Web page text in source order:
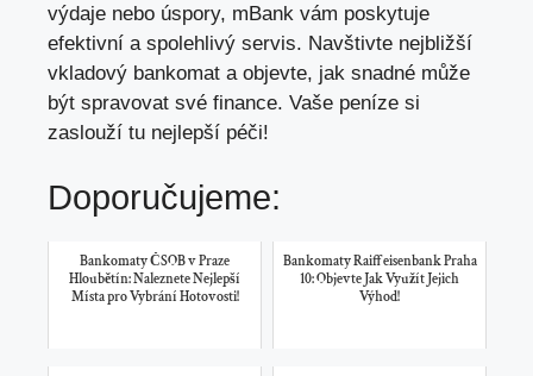
výdaje nebo úspory, mBank vám poskytuje
efektivní a​ spolehlivý servis. Navštivte‌ nejbližší
vkladový bankomat a objevte, ‌ jak snadné může
být spravovat své finance. ⁤Vaše peníze‌ si
⁢zaslouží tu nejlepší péči!
Doporučujeme:
Bankomaty ČSOB v Praze
Hloubětín: Naleznete Nejlepší
Místa pro Vybrání Hotovosti!
Bankomaty Raiffeisenbank Praha
10: Objevte Jak Využít Jejich
Výhod!